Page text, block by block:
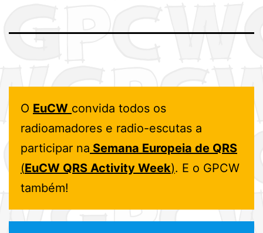
O EuCW convida todos os
radioamadores e radio-escutas a
participar na Semana Europeia de QRS
(EuCW QRS Activity Week). E o GPCW
também!